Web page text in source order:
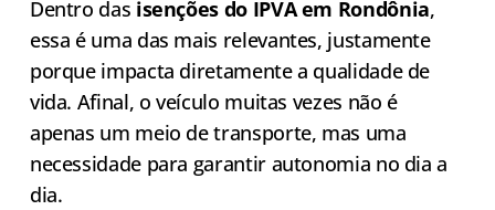
Dentro das isenções do IPVA em Rondônia,
essa é uma das mais relevantes, justamente
porque impacta diretamente a qualidade de
vida. Afinal, o veículo muitas vezes não é
apenas um meio de transporte, mas uma
necessidade para garantir autonomia no dia a
dia.